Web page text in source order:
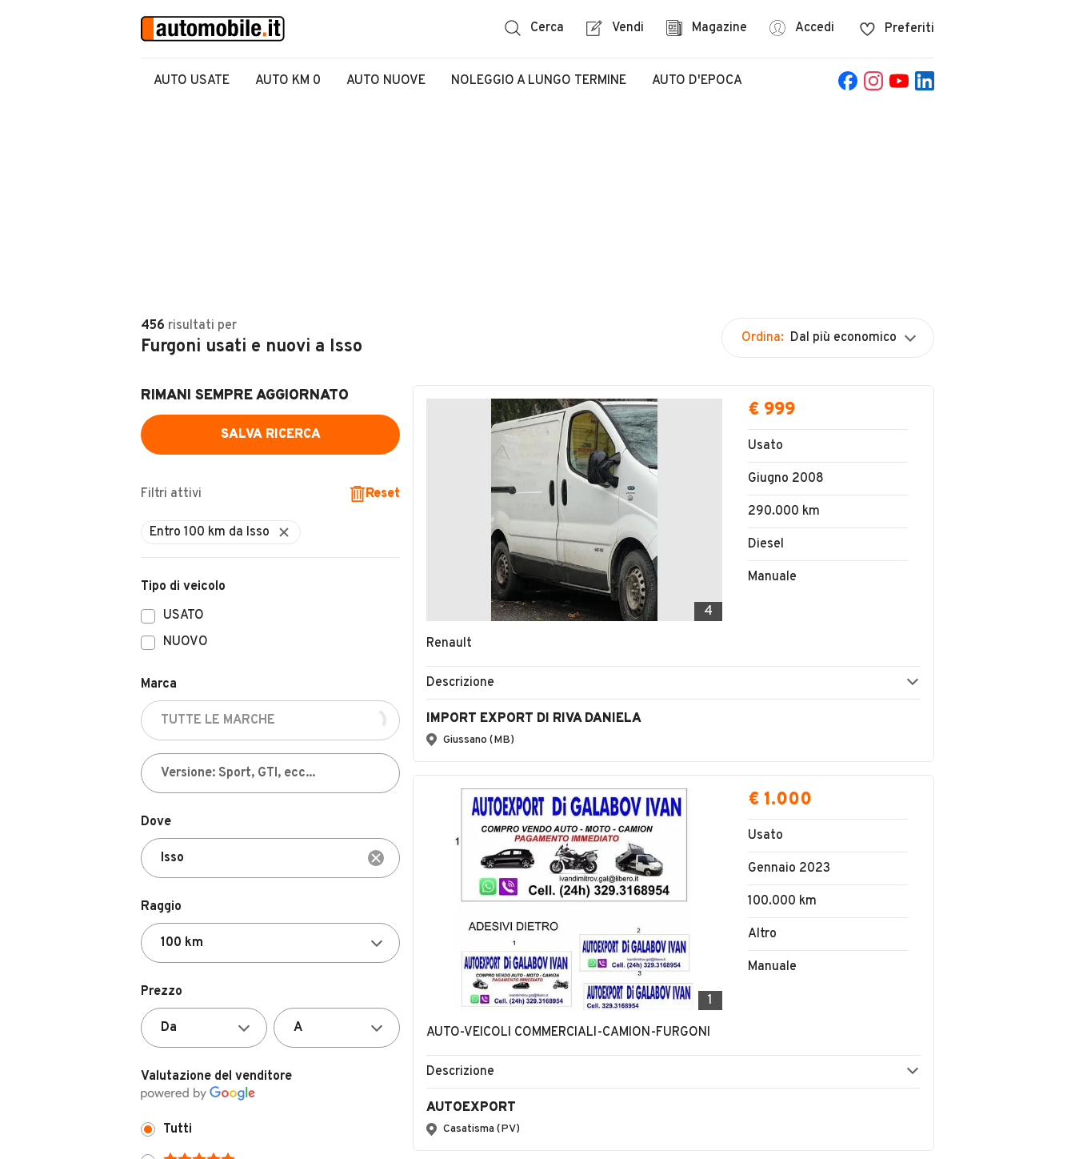
Cerca Vendi Magazine Accedi Preferiti
AUTO USATE AUTO KM 0 AUTO NUOVE NOLEGGIO A LUNGO TERMINE AUTO D'EPOCA
456 risultati per
Furgoni usati e nuovi a Isso Ordina: Dal più economico
RIMANI SEMPRE AGGIORNATO
SALVA RICERCA
Filtri attivi Reset
Tipo di veicolo
USATO
NUOVO
Marca
Dove
Raggio
Prezzo
Valutazione del venditore
Tutti
4
Renault
€ 999
Usato
Giugno 2008
290.000 km
Diesel
Manuale
Descrizione
IMPORT EXPORT DI RIVA DANIELA
Giussano (MB)
1
AUTO-VEICOLI COMMERCIALI-CAMION-FURGONI
€ 1.000
Usato
Gennaio 2023
100.000 km
Altro
Manuale
Descrizione
AUTOEXPORT
Casatisma (PV)